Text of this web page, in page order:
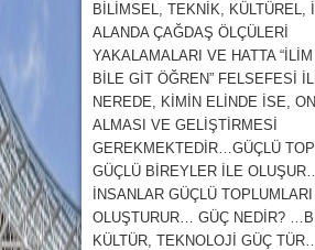
BİLİMSEL, TEKNİK, KÜLTÜREL,
ALANDA ÇAĞDAŞ ÖLÇÜLERİ
YAKALAMALARI VE HATTA
BİLE GİT ÖĞREN” FELSEFESİ
NEREDE, KİMİN ELİNDE İSE,
ALMASI VE GELİŞTİRMESİ
GEREKMEKTEDİR…GÜÇLÜ
GÜÇLÜ BİREYLER İLE
İNSANLAR GÜÇLÜ TOPLUMLARI
OLUŞTURUR… GÜÇ NEDİR?
KÜLTÜR, TEKNOLOJİ GÜÇ